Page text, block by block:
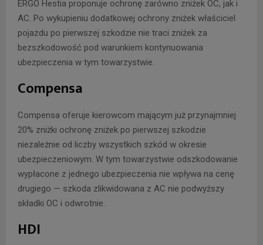
ERGO Hestia proponuje ochronę zarówno zniżek OC, jak i
AC. Po wykupieniu dodatkowej ochrony zniżek właściciel
pojazdu po pierwszej szkodzie nie traci zniżek za
bezszkodowość pod warunkiem kontynuowania
ubezpieczenia w tym towarzystwie.
Compensa
Compensa oferuje kierowcom mającym już przynajmniej
20% zniżki ochronę zniżek po pierwszej szkodzie
niezależnie od liczby wszystkich szkód w okresie
ubezpieczeniowym. W tym towarzystwie odszkodowanie
wypłacone z jednego ubezpieczenia nie wpływa na cenę
drugiego — szkoda zlikwidowana z AC nie podwyższy
składki OC i odwrotnie.
HDI